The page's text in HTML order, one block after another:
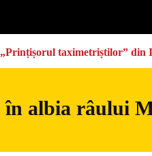
taximetriștilor” din
albia râului